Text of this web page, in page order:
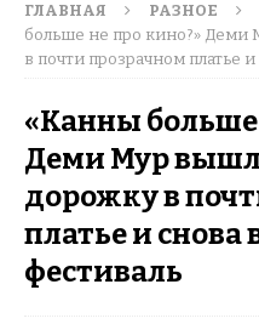
ГЛАВНАЯ РАЗНОЕ
больше не про кино?»
в почти прозрачном платье
«Канны больше
Деми Мур
дорожку в
платье и снова
фестиваль